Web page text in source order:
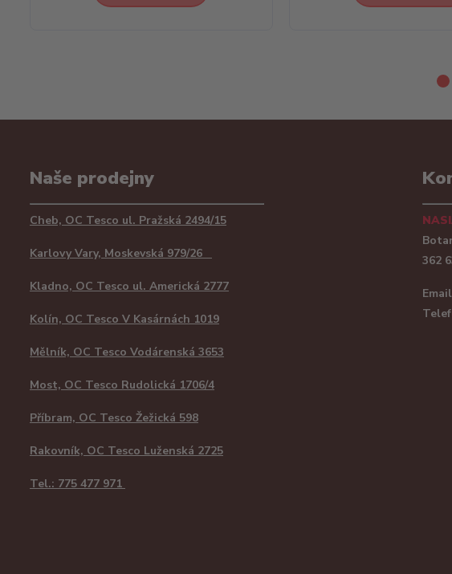
Naše prodejny
Cheb, OC Tesco ul. Pražská 2494/15
Karlovy Vary, Moskevská 979/26
Kladno, OC Tesco ul. Americká 2777
Kolín, OC Tesco V Kasárnách 1019
Mělník, OC Tesco Vodárenská 3653
Most, OC Tesco Rudolická 1706/4
Příbram, OC Tesco Žežická 598
Rakovník, OC Tesco Luženská 2725
Tel.: 775 477 971
362